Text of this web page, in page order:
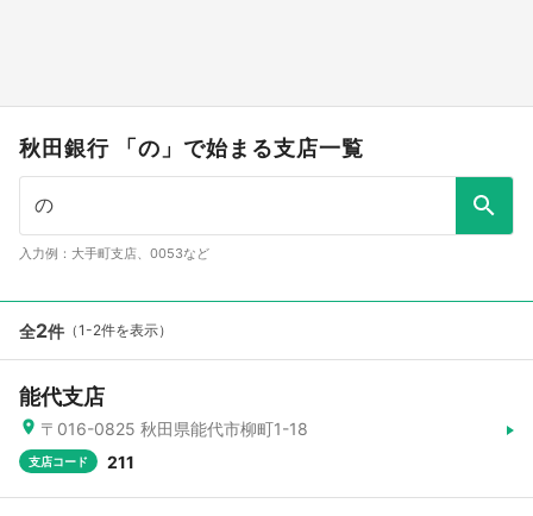
秋田銀行 「の」で始まる支店一覧
入力例：大手町支店、0053など
全2件 （1-2件を表示）
能代支店
〒016-0825 秋田県能代市柳町1-18
支店コード 211